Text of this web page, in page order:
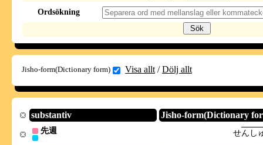
Ordsökning
Jisho-form(Dictionary form) Visa allt /Dölj allt
substantiv Jisho-form(Dictionary
先週 せん し